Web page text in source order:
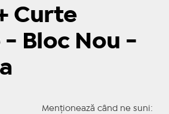
Curte
- Bloc Nou -
Menționează când ne suni: